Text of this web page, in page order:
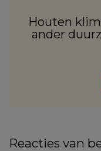
Houten
ander
Reacties van